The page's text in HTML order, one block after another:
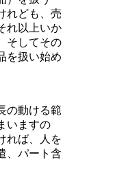
れども、売
れ以上いか
そしてその
を扱い始め
の動ける範
いますの
れば、人を
、パート含